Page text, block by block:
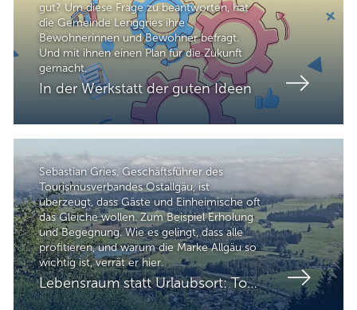
gut? Um diese Frage zu beantworten, hat
die Gemeinde Lenggries ihre
Bewohnerinnen und Bewohner befragt.
Und mit ihnen einen Plan für die Zukunft
gemacht.
In der Werkstatt der guten Ideen
Sebastian Gries, Geschäftsführer des
Tourismusverbandes Ostallgäu, ist
überzeugt, dass Gäste und Einheimische oft
das Gleiche wollen. Zum Beispiel Erholung
und Begegnung. Wie es gelingt, dass alle
profitieren, und warum die Marke Allgäu so
wichtig ist, verrät er hier.
Lebensraum statt Urlaubsort: Tourismus made in Ostallgäu